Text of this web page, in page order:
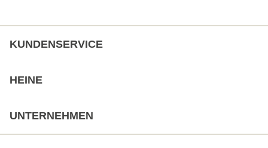
KUNDENSERVICE
HEINE
UNTERNEHMEN